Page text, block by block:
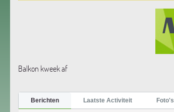
Balkon kweek af
Berichten Laatste Activiteit Foto's